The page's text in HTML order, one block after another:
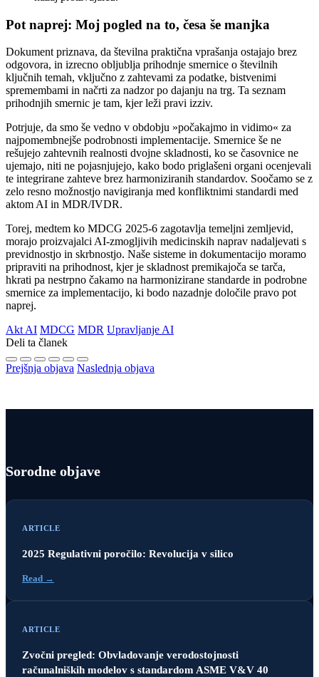
Pot naprej: Moj pogled na to, česa še manjka
Dokument priznava, da številna praktična vprašanja ostajajo brez
odgovora, in izrecno obljublja prihodnje smernice o številnih
ključnih temah, vključno z zahtevami za podatke, bistvenimi
spremembami in načrti za nadzor po dajanju na trg. Ta seznam
prihodnjih smernic je tam, kjer leži pravi izziv.
Potrjuje, da smo še vedno v obdobju »počakajmo in vidimo« za
najpomembnejše podrobnosti implementacije. Smernice še ne
rešujejo zahtevnih realnosti dvojne skladnosti, ko se časovnice ne
ujemajo, niti ne pojasnjujejo, kako bodo priglašeni organi ocenjevali
te integrirane zahteve brez harmoniziranih standardov. Soočamo se z
zelo resno možnostjo navigiranja med konfliktnimi standardi med
aktom AI in MDR/IVDR.
Torej, medtem ko MDCG 2025-6 zagotavlja temeljni zemljevid,
morajo proizvajalci AI-zmogljivih medicinskih naprav nadaljevati s
previdnostjo in skrbnostjo. Naše sisteme in dokumentacijo moramo
pripraviti na prihodnost, kjer je skladnost premikajoča se tarča,
hkrati pa nestrpno čakamo na harmonizirane standarde in podrobne
smernice za implementacijo, ki bodo nazadnje določile pravo pot
naprej.
Akt AI MDCG MDR Upravljanje AI
Deli ta članek
Prejšnja objava Naslednja objava
Sorodne objave
ARTICLE
2025 Regulativni poročilo: Revolucija v silico
Read →
ARTICLE
Zvočni pregled: Obvladovanje verodostojnosti
računalniških modelov s standardom ASME V&V 40